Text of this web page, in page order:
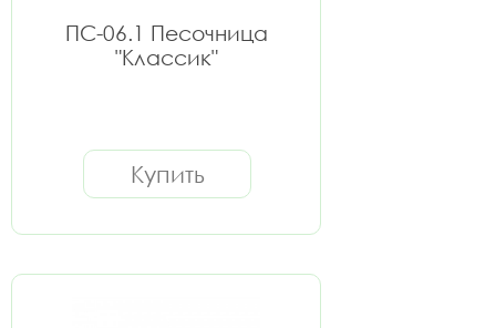
ПС-06.1 Песочница
"Классик"
Купить